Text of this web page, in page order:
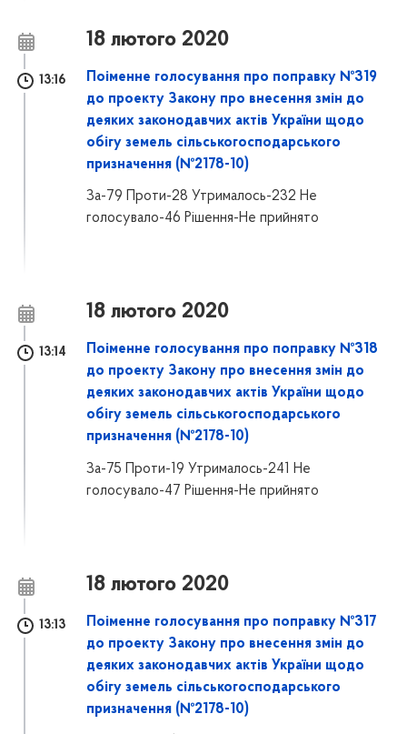
18 лютого 2020
13:16
Поіменне голосування про поправку №319
до проекту Закону про внесення змін до
деяких законодавчих актів України щодо
обігу земель сільськогосподарського
призначення (№2178-10)
За-79 Проти-28 Утрималось-232 Не
голосувало-46 Рішення-Не прийнято
18 лютого 2020
13:14
Поіменне голосування про поправку №318
до проекту Закону про внесення змін до
деяких законодавчих актів України щодо
обігу земель сільськогосподарського
призначення (№2178-10)
За-75 Проти-19 Утрималось-241 Не
голосувало-47 Рішення-Не прийнято
18 лютого 2020
13:13
Поіменне голосування про поправку №317
до проекту Закону про внесення змін до
деяких законодавчих актів України щодо
обігу земель сільськогосподарського
призначення (№2178-10)